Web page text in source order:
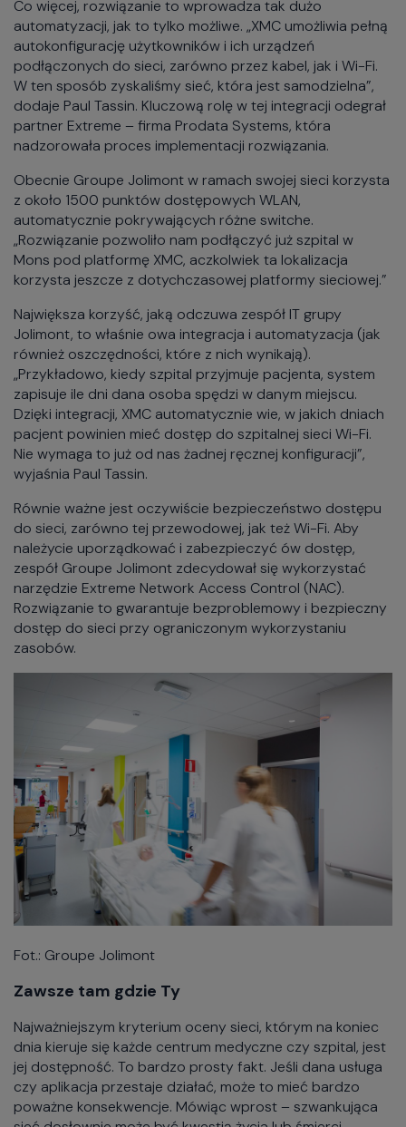
Co więcej, rozwiązanie to wprowadza tak dużo
automatyzacji, jak to tylko możliwe. „XMC umożliwia pełną
autokonfigurację użytkowników i ich urządzeń
podłączonych do sieci, zarówno przez kabel, jak i Wi-Fi.
W ten sposób zyskaliśmy sieć, która jest samodzielna”,
dodaje Paul Tassin. Kluczową rolę w tej integracji odegrał
partner Extreme – firma Prodata Systems, która
nadzorowała proces implementacji rozwiązania.
Obecnie Groupe Jolimont w ramach swojej sieci korzysta
z około 1500 punktów dostępowych WLAN,
automatycznie pokrywających różne switche.
„Rozwiązanie pozwoliło nam podłączyć już szpital w
Mons pod platformę XMC, aczkolwiek ta lokalizacja
korzysta jeszcze z dotychczasowej platformy sieciowej.”
Największa korzyść, jaką odczuwa zespół IT grupy
Jolimont, to właśnie owa integracja i automatyzacja (jak
również oszczędności, które z nich wynikają).
„Przykładowo, kiedy szpital przyjmuje pacjenta, system
zapisuje ile dni dana osoba spędzi w danym miejscu.
Dzięki integracji, XMC automatycznie wie, w jakich dniach
pacjent powinien mieć dostęp do szpitalnej sieci Wi-Fi.
Nie wymaga to już od nas żadnej ręcznej konfiguracji”,
wyjaśnia Paul Tassin.
Równie ważne jest oczywiście bezpieczeństwo dostępu
do sieci, zarówno tej przewodowej, jak też Wi-Fi. Aby
należycie uporządkować i zabezpieczyć ów dostęp,
zespół Groupe Jolimont zdecydował się wykorzystać
narzędzie Extreme Network Access Control (NAC).
Rozwiązanie to gwarantuje bezproblemowy i bezpieczny
dostęp do sieci przy ograniczonym wykorzystaniu
zasobów.
Fot.: Groupe Jolimont
Zawsze tam gdzie Ty
Najważniejszym kryterium oceny sieci, którym na koniec
dnia kieruje się każde centrum medyczne czy szpital, jest
jej dostępność. To bardzo prosty fakt. Jeśli dana usługa
czy aplikacja przestaje działać, może to mieć bardzo
poważne konsekwencje. Mówiąc wprost – szwankująca